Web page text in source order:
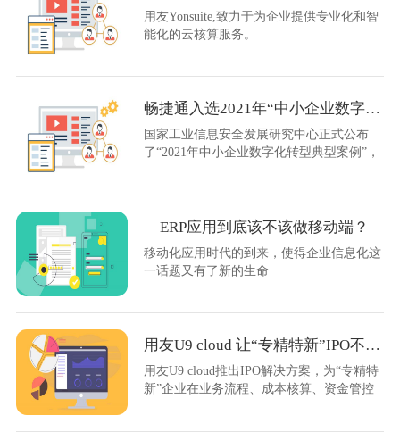
用友Yonsuite,致力于为企业提供专业化和智
能化的云核算服务。
畅捷通入选2021年“中小企业数字化转型典型案例”！
国家工业信息安全发展研究中心正式公布
了“2021年中小企业数字化转型典型案例”，
ERP应用到底该不该做移动端？
移动化应用时代的到来，使得企业信息化这
一话题又有了新的生命
用友U9 cloud 让“专精特新”IPO不走弯路
用友U9 cloud推出IPO解决方案，为“专精特
新”企业在业务流程、成本核算、资金管控